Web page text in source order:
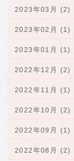
2023年03月 (2)
2023年02月 (1)
2023年01月 (1)
2022年12月 (2)
2022年11月 (1)
2022年10月 (2)
2022年09月 (1)
2022年08月 (2)